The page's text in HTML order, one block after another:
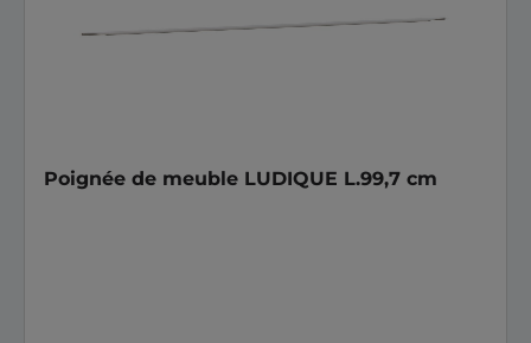
Poignée de meuble LUDIQUE L.99,7 cm